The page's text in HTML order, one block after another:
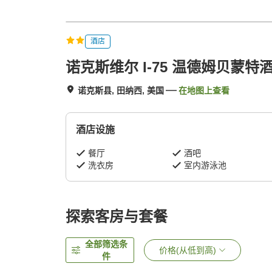
酒店
诺克斯维尔 I-75 温德姆贝蒙特
诺克斯县, 田纳西, 美国 在地图上查看
酒店设施
餐厅
酒吧
洗衣房
室内游泳池
探索客房与套餐
全部筛选条
件
价格(从低到高)